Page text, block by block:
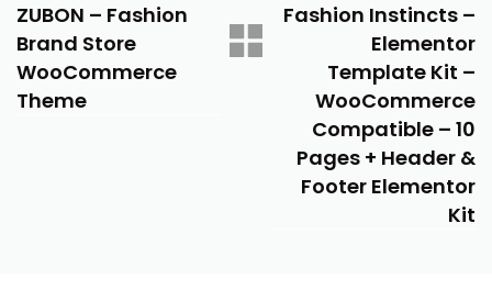
ZUBON – Fashion
Brand Store
WooCommerce
Theme
Fashion Instincts –
Elementor
Template Kit –
WooCommerce
Compatible – 10
Pages + Header &
Footer Elementor
Kit